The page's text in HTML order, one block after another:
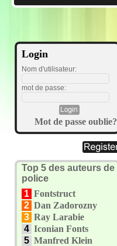
Login
Nom d'utilisateur:
mot de passe:
Mot de passe oublie?
Top 5 des auteurs de
police
1 Fontstruct
2 Dan Zadorozny
3 Ray Larabie
4 Iconian Fonts
5 Manfred Klein